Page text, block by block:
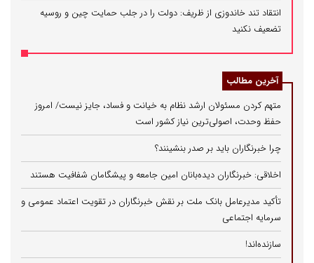
انتقاد تند خاندوزی از ظریف: دولت را در جلب حمایت چین و روسیه
تضعیف نکنید
آخرین مطالب
متهم کردن مسئولان ارشد نظام به خیانت و فساد، جایز نیست/ امروز
حفظ وحدت، اصولی‌ترین نیاز کشور است
چرا خبرنگاران باید بر صدر بنشینند؟
اخلاقی: خبرنگاران دیده‌بانان امین جامعه و پیشگامان شفافیت هستند
تأکید مدیرعامل بانک ملت بر نقش خبرنگاران در تقویت اعتماد عمومی و
سرمایه اجتماعی
سازنده‌اند!